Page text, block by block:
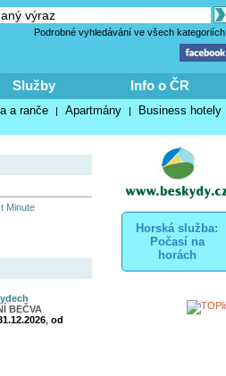
Podrobné vyhledávání ve všech kategoriích
Služby Info o ČR
a ranče | Apartmány | Business hotely
Horská služba:
Počasí na
horách
Minute
BEČVA
, od